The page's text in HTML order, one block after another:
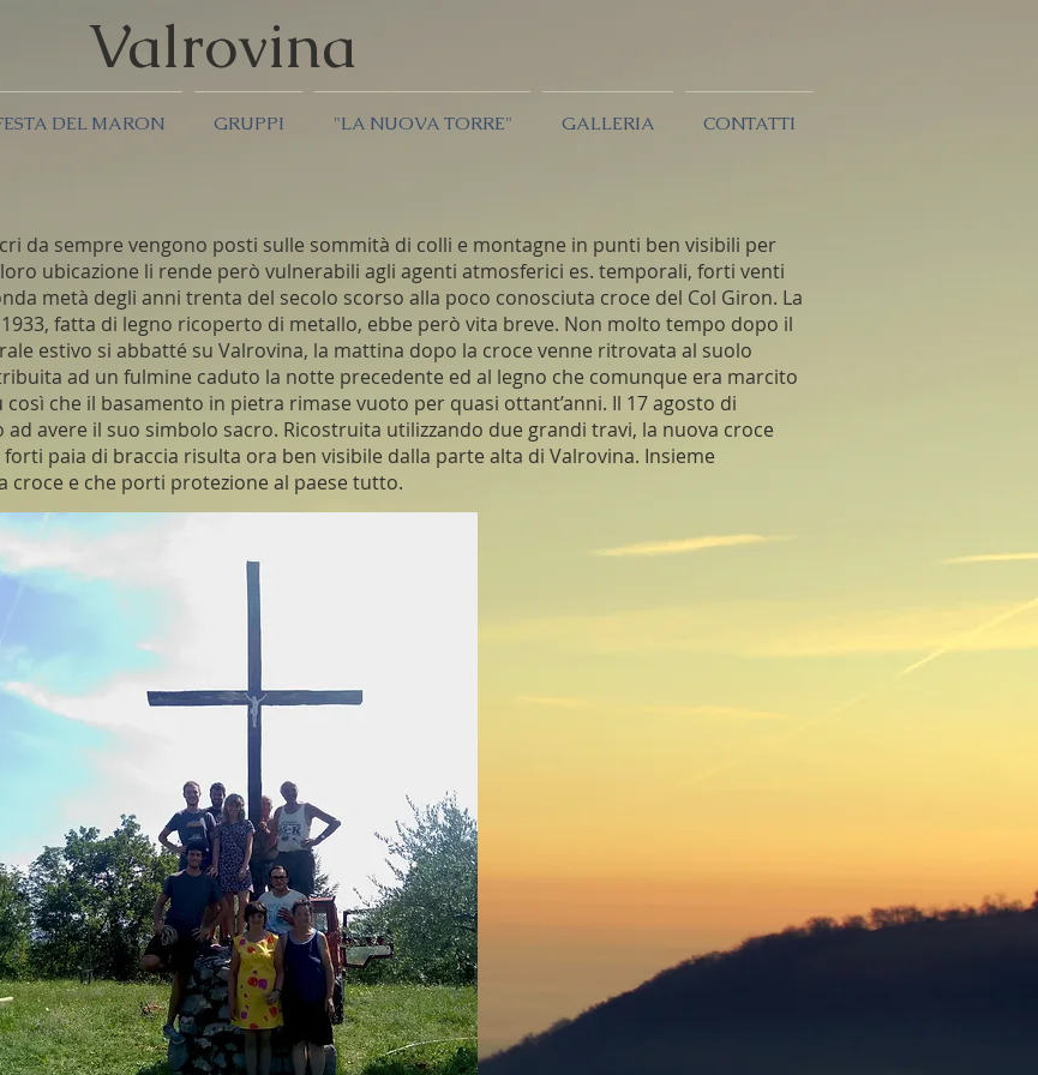
Valrovina
DEL MARON GRUPPI "LA NUOVA TORRE" GALLERIA CONTATTI
da sempre vengono posti sulle sommità di colli e montagne in punti ben visibili per
ubicazione li rende però vulnerabili agli agenti atmosferici es. temporali, forti venti
metà degli anni trenta del secolo scorso alla poco conosciuta croce del Col Giron. La
fatta di legno ricoperto di metallo, ebbe però vita breve. Non molto tempo dopo il
estivo si abbatté su Valrovina, la mattina dopo la croce venne ritrovata al suolo
ad un fulmine caduto la notte precedente ed al legno che comunque era marcito
che il basamento in pietra rimase vuoto per quasi ottant’anni. Il 17 agosto di
avere il suo simbolo sacro. Ricostruita utilizzando due grandi travi, la nuova croce
paia di braccia risulta ora ben visibile dalla parte alta di Valrovina. Insieme
croce e che porti protezione al paese tutto.